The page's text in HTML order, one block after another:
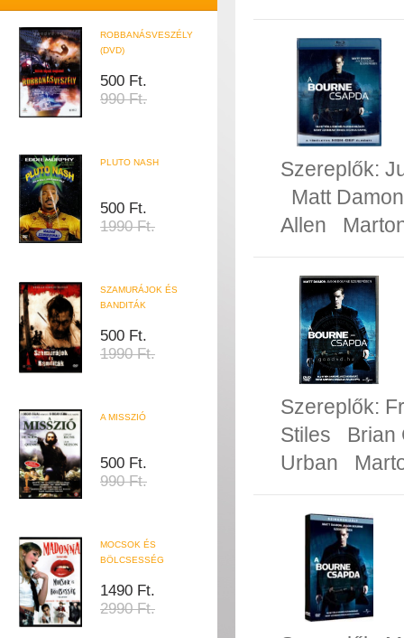
ROBBANÁSVESZÉLY
(DVD)
500 Ft.
990 Ft.
PLUTO NASH
500 Ft.
1990 Ft.
SZAMURÁJOK ÉS
BANDITÁK
500 Ft.
1990 Ft.
A MISSZIÓ
500 Ft.
990 Ft.
MOCSOK ÉS
BÖLCSESSÉG
1490 Ft.
2990 Ft.
Szereplők:
Matt Damon
Allen
Szereplők:
Stiles
Brian
Urban